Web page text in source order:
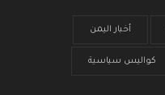
أخبار اليمن
كواليس سياسية